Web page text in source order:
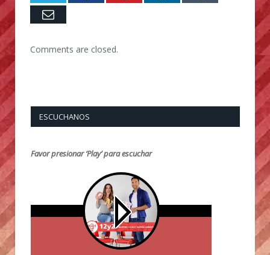
Email
Comments are closed.
ESCUCHANOS
Favor presionar ‘Play’ para escuchar